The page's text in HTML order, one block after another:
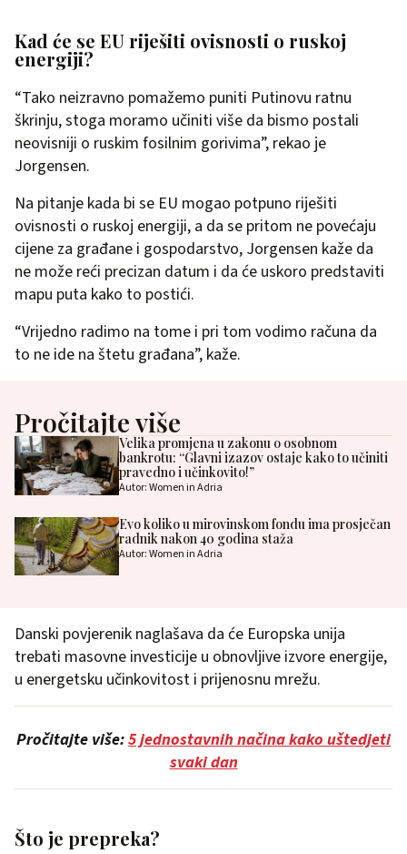
Kad će se EU riješiti ovisnosti o ruskoj
energiji?
“Tako neizravno pomažemo puniti Putinovu ratnu
škrinju, stoga moramo učiniti više da bismo postali
neovisniji o ruskim fosilnim gorivima”, rekao je
Jorgensen.
Na pitanje kada bi se EU mogao potpuno riješiti
ovisnosti o ruskoj energiji, a da se pritom ne povećaju
cijene za građane i gospodarstvo, Jorgensen kaže da
ne može reći precizan datum i da će uskoro predstaviti
mapu puta kako to postići.
“Vrijedno radimo na tome i pri tom vodimo računa da
to ne ide na štetu građana”, kaže.
Pročitajte više
Velika promjena u zakonu o osobnom
bankrotu: “Glavni izazov ostaje kako to učiniti
pravedno i učinkovito!”
Autor: Women in Adria
Evo koliko u mirovinskom fondu ima prosječan
radnik nakon 40 godina staža
Autor: Women in Adria
Danski povjerenik naglašava da će Europska unija
trebati masovne investicije u obnovljive izvore energije,
u energetsku učinkovitost i prijenosnu mrežu.
Pročitajte više:5 jednostavnih načina kako uštedjeti
svaki dan
Što je prepreka?